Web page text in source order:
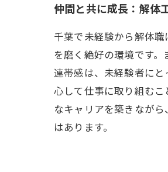
仲間と共に成長：解体
千葉で未経験から解体
を磨く絶好の環境です
連帯感は、未経験者に
心して仕事に取り組む
なキャリアを築きなが
はあります。